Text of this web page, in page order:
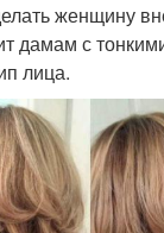
женщину
дамам с
лица.